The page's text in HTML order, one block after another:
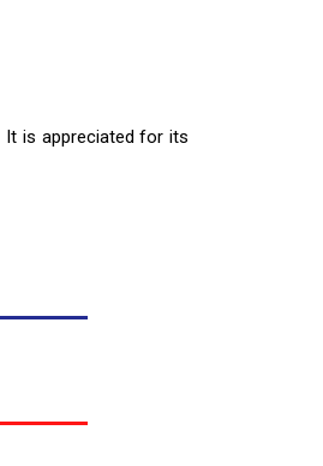
It is appreciated for its